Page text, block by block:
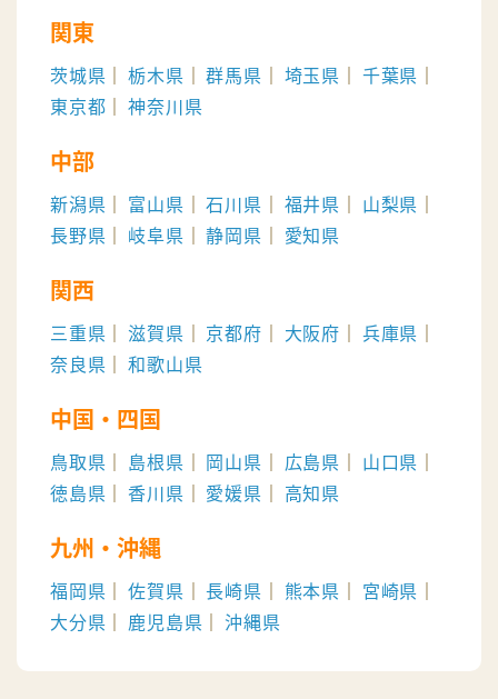
関東
茨城県 栃木県 群馬県 埼玉県
千葉県
東京都
神奈川県
中部
新潟県 富山県 石川県 福井県
山梨県
長野県
岐阜県 静岡県 愛知県
関西
三重県 滋賀県 京都府 大阪府
兵庫県
奈良県
和歌山県
中国・四国
鳥取県 島根県 岡山県 広島県
山口県
徳島県
香川県 愛媛県 高知県
九州・沖縄
福岡県 佐賀県 長崎県 熊本県
宮崎県
大分県
鹿児島県 沖縄県